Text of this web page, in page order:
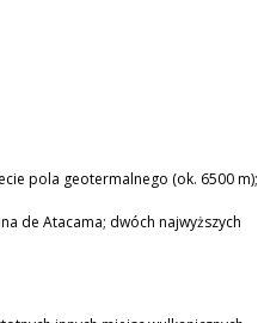
pola geotermalnego (ok. 6500 m);
de Atacama; dwóch najwyższych